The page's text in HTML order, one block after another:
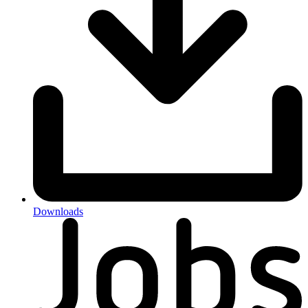
Downloads